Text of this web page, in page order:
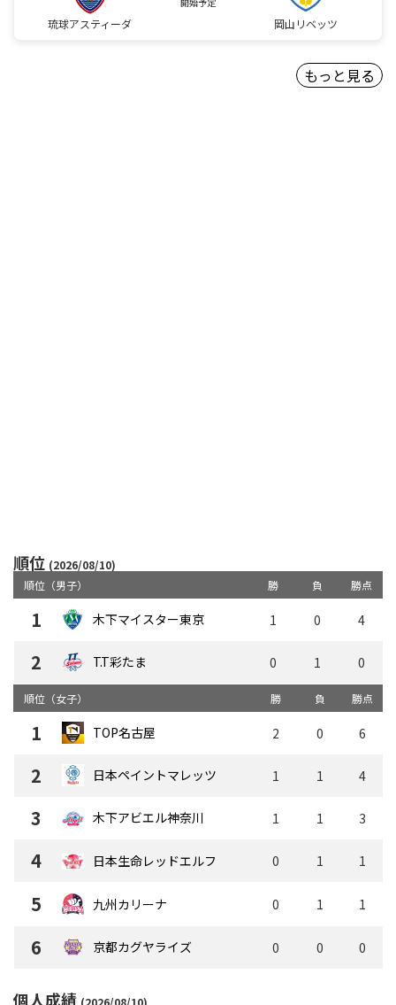
琉球アスティーダ 岡山リベッツ
もっと見る
順位 (2026/08/10)
順位（男子）
勝 負 勝点
1 木下マイスター東京 1 0 4
2 T.T彩たま 0 1 0
順位（女子） 勝 負 勝点
1 TOP名古屋 2 0 6
2 日本ペイントマレッツ 1 1 4
3 木下アビエル神奈川 1 1 3
4 日本生命レッドエルフ 0 1 1
5 九州カリーナ 0 1 1
6 京都カグヤライズ 0 0 0
個人成績 (2026/08/10)